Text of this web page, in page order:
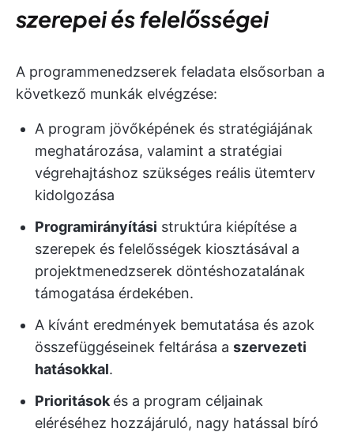
szerepei és felelősségei
A programmenedzserek feladata elsősorban a
következő munkák elvégzése:
A program jövőképének és stratégiájának
meghatározása, valamint a stratégiai
végrehajtáshoz szükséges reális ütemterv
kidolgozása
Programirányítási struktúra kiépítése a
szerepek és felelősségek kiosztásával a
projektmenedzserek döntéshozatalának
támogatása érdekében.
A kívánt eredmények bemutatása és azok
összefüggéseinek feltárása a szervezeti
hatásokkal.
Prioritások és a program céljainak
eléréséhez hozzájáruló, nagy hatással bíró